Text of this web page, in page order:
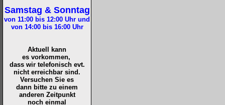
Samstag & Sonntag
von 11:00 bis 12:00 Uhr und
von 14:00 bis 16:00Uhr
Aktuell kann
es vorkommen,
dass wir telefonisch evt.
nicht erreichbar sind.
Versuchen Sie es
dann bitte zu einem
anderen Zeitpunkt
noch einmal